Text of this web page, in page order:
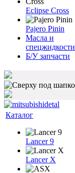
Eclipse Cross
Pajero Pinin
Масла и
спецжидкости
Б/У запчасти
Каталог
Lancer 9
Lancer X